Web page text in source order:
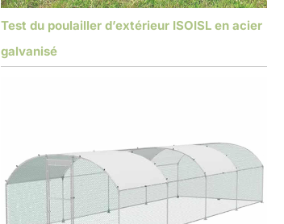
Test du poulailler d’extérieur ISOISL en acier
galvanisé